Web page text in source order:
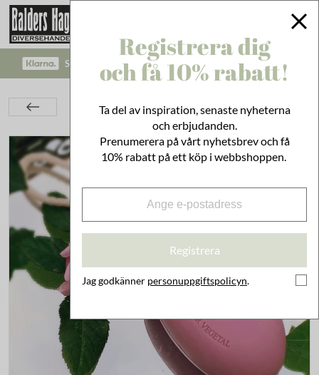
SÄKRA BETALNINGAR MED KLARNA CHECKOUT!
Reptvål Mullbär/Citron
Registrera dig
och få 10% rabatt!
Ta del av inspiration, senaste nyheterna
och erbjudanden.
Prenumerera på vårt nyhetsbrev och få
10% rabatt på ett köp i webbshoppen.
Registrera
Jag godkänner personuppgiftspolicyn.